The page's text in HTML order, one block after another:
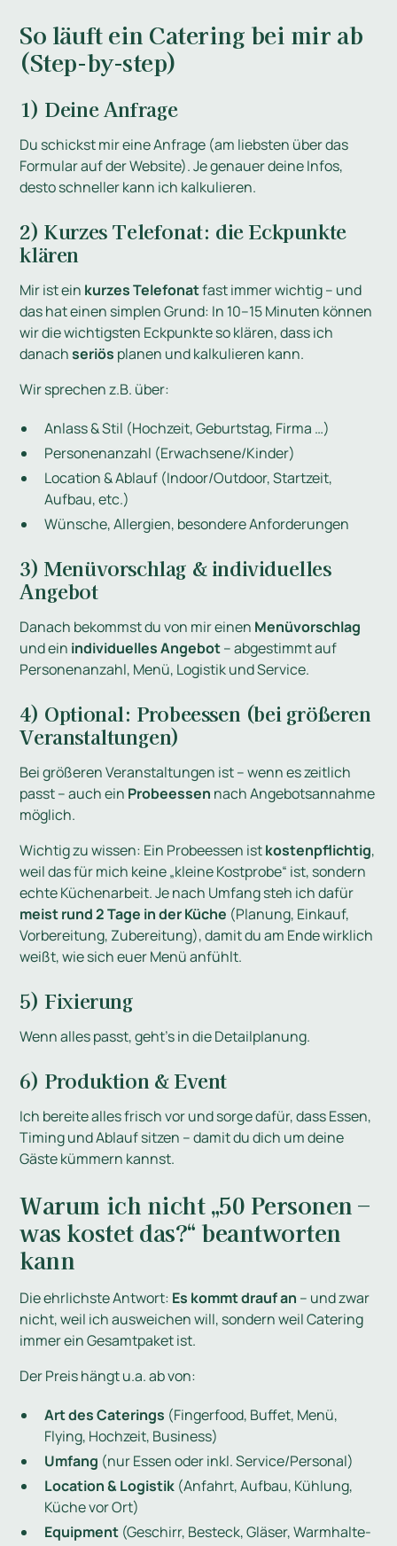
So läuft ein Catering bei mir ab
(Step-by-step)
1) Deine Anfrage
Du schickst mir eine Anfrage (am liebsten über das
Formular auf der Website). Je genauer deine Infos,
desto schneller kann ich kalkulieren.
2) Kurzes Telefonat: die Eckpunkte
klären
Mir ist ein kurzes Telefonatfast immer wichtig – und
das hat einen simplen Grund: In 10–15 Minuten können
wir die wichtigsten Eckpunkte so klären, dass ich
danachseriös planen und kalkulieren kann.
Wir sprechen z.B. über:
Anlass & Stil (Hochzeit, Geburtstag, Firma …)
Personenanzahl (Erwachsene/Kinder)
Location & Ablauf (Indoor/Outdoor, Startzeit,
Aufbau, etc.)
Wünsche, Allergien, besondere Anforderungen
3) Menüvorschlag & individuelles
Angebot
Danach bekommst du von mir einen Menüvorschlag
und ein individuelles Angebot– abgestimmt auf
Personenanzahl, Menü, Logistik und Service.
4) Optional: Probeessen (bei größeren
Veranstaltungen)
Bei größeren Veranstaltungen ist – wenn es zeitlich
passt – auch ein Probeessen nach Angebotsannahme
möglich.
Wichtig zu wissen: Ein Probeessen istkostenpflichtig,
weil das für mich keine „kleine Kostprobe“ ist, sondern
echte Küchenarbeit. Je nach Umfang steh ich dafür
meist rund 2 Tage in der Küche (Planung, Einkauf,
Vorbereitung, Zubereitung), damit du am Ende wirklich
weißt, wie sich euer Menü anfühlt.
5) Fixierung
Wenn alles passt, geht’s in die Detailplanung.
6) Produktion & Event
Ich bereite alles frisch vor und sorge dafür, dass Essen,
Timing und Ablauf sitzen – damit du dich um deine
Gäste kümmern kannst.
Warum ich nicht „50 Personen –
was kostet das?“ beantworten
kann
Die ehrlichste Antwort: Es kommt drauf an – und zwar
nicht, weil ich ausweichen will, sondern weil Catering
immer ein Gesamtpaket ist.
Der Preis hängt u.a. ab von:
Art des Caterings (Fingerfood, Buffet, Menü,
Flying, Hochzeit, Business)
Umfang (nur Essen oder inkl. Service/Personal)
Location & Logistik (Anfahrt, Aufbau, Kühlung,
Küche vor Ort)
Equipment (Geschirr, Besteck, Gläser, Warmhalte-